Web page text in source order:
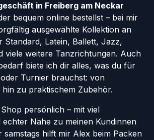
in Freiberg am Neckar
bequem online bestellst – bei mir
ausgewählte Kollektion an
Standard, Latein, Ballett, Jazz,
viele weitere Tanzrichtungen. Auch
biete ich dir alles, was du für
Turnier brauchst: von
hin zu praktischem Zubehör.
persönlich – mit viel
echter Nähe zu meinen Kundinnen
samstags hilft mir Alex beim Packen